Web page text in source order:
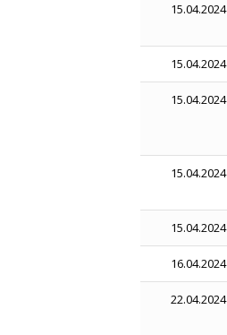
15.04.2024
15.04.2024
15.04.2024
15.04.2024
15.04.2024
16.04.2024
22.04.2024